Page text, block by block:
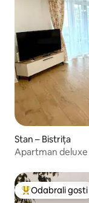
Stan – Bistrița
Apartman deluxe
Među najviše
Odabrali gosti